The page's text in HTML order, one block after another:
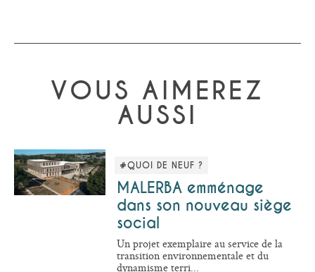
VOUS AIMEREZ
AUSSI
#QUOI DE NEUF ?
MALERBA emménage
dans son nouveau siège
social
Un projet exemplaire au service de la
transition environnementale et du
dynamisme terri...